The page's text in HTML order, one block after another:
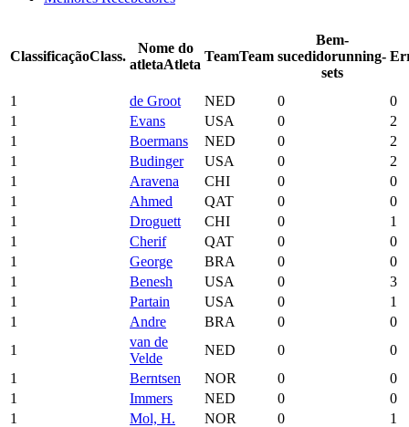
ClassificaçãoClass.
Nome do
atletaAtleta
TeamTeam
Bem-
sucedidorunning-
sets
1 de Groot NED 0
0
1
Evans USA 0
2
1
Boermans NED 0
2
1
Budinger USA 0
2
1
Aravena CHI 0
0
1
Ahmed QAT 0
0
1
Droguett CHI 0
1
1
Cherif QAT 0
0
1
George BRA 0
0
1
Benesh USA 0
3
1
Partain USA 0
1
1
Andre BRA 0
0
1
van de
Velde
NED 0
0
1
Berntsen NOR 0
0
1
Immers NED 0
0
1
Mol, H. NOR 0
1